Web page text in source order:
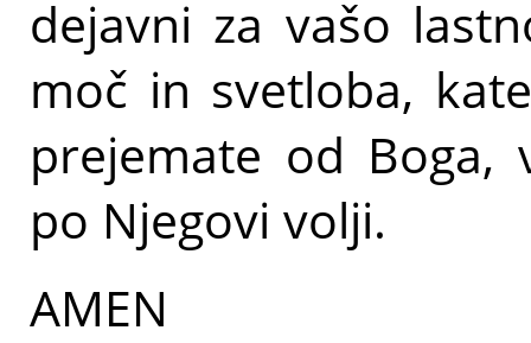
dejavni za vašo
moč in svetloba,
prejemate od Boga,
po Njegovi volji.
AMEN